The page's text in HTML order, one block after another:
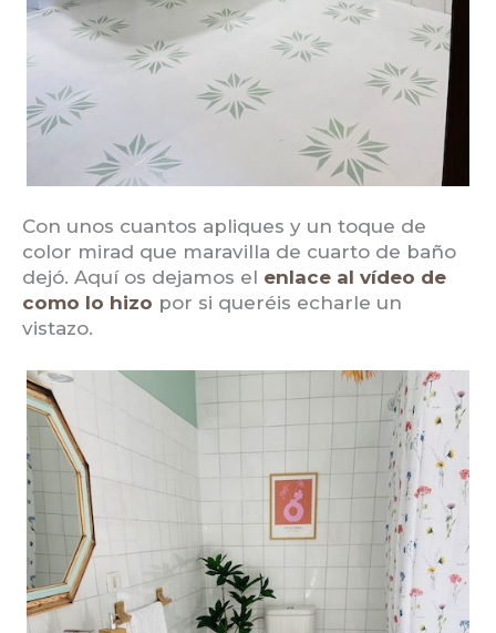
Con unos cuantos apliques y un toque de
color mirad que maravilla de cuarto de baño
dejó. Aquí os dejamos el enlace al vídeo de
como lo hizo por si queréis echarle un
vistazo.